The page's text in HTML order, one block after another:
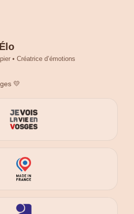
• Créatrice d’émotions
💛